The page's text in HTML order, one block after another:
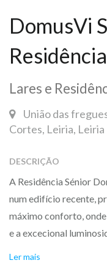
DomusVi
Lares e
União das
Cortes, Leiria, Leiria
DESCRIÇÃO
A Residência Sénior
num edifício recente,
máximo conforto,
e a excecional
Ler mais